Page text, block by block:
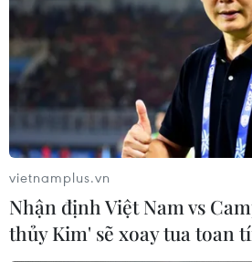
vietnamplus.vn
Nhận định Việt Nam vs
thủy Kim' sẽ xoay tua toan